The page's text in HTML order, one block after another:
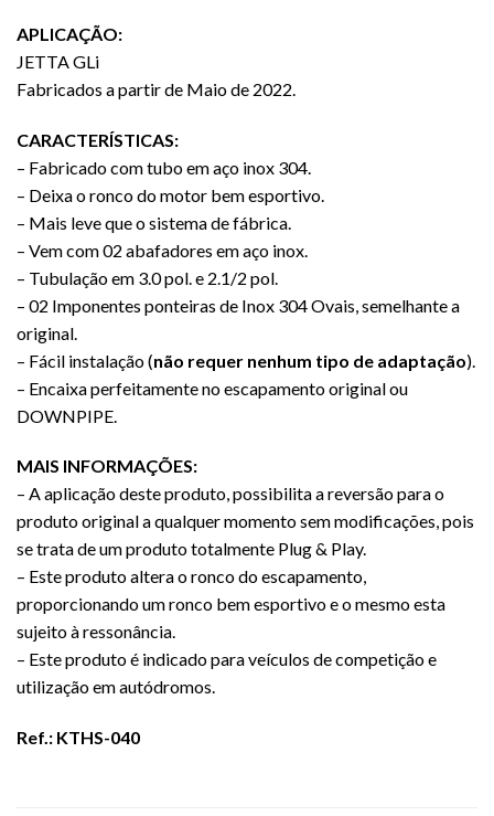
APLICAÇÃO:
JETTA GLi
Fabricados a partir de Maio de 2022.
CARACTERÍSTICAS:
– Fabricado com tubo em aço inox 304.
– Deixa o ronco do motor bem esportivo.
– Mais leve que o sistema de fábrica.
– Vem com 02 abafadores em aço inox.
– Tubulação em 3.0 pol. e 2.1/2 pol.
– 02 Imponentes ponteiras de Inox 304 Ovais, semelhante a
original.
– Fácil instalação (não requer nenhum tipo de adaptação).
– Encaixa perfeitamente no escapamento original ou
DOWNPIPE.
MAIS INFORMAÇÕES:
– A aplicação deste produto, possibilita a reversão para o
produto original a qualquer momento sem modificações, pois
se trata de um produto totalmente Plug & Play.
– Este produto altera o ronco do escapamento,
proporcionando um ronco bem esportivo e o mesmo esta
sujeito à ressonância.
– Este produto é indicado para veículos de competição e
utilização em autódromos.
Ref.: KTHS-040